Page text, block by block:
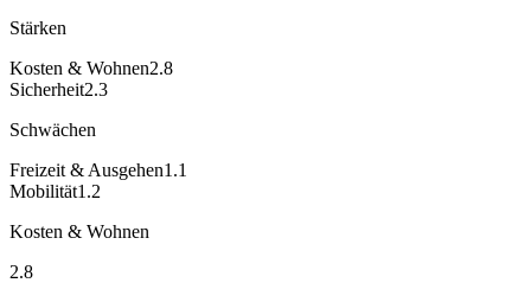
Stärken
Kosten & Wohnen2.8
Sicherheit2.3
Schwächen
Freizeit & Ausgehen1.1
Mobilität1.2
Kosten & Wohnen
2.8